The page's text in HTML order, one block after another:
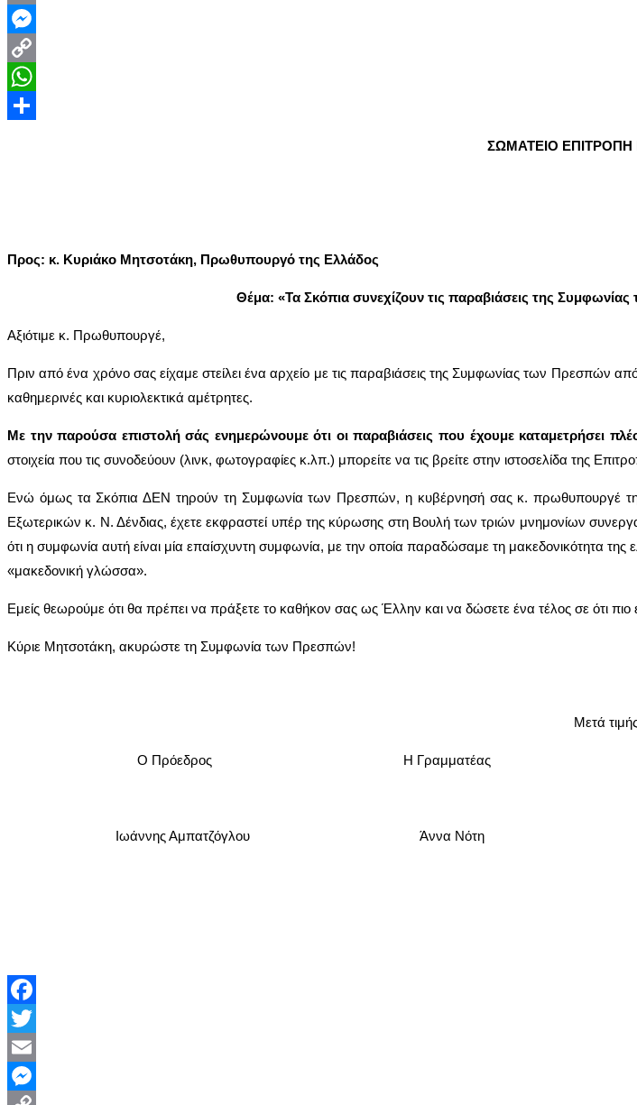
Email
Messenger
Copy
Link
WhatsApp
ΣΩΜΑΤΕΙΟ
Προς: κ. Κυριάκο Μητσοτάκη, Πρωθυπουργό της Ελλάδος
Θέμα: «Τα Σκόπια συνεχίζουν τις παραβιάσεις της
Αξιότιμε κ. Πρωθυπουργέ,
Πριν από ένα χρόνο σας είχαμε στείλει ένα αρχείο με τις παραβιάσεις της Συμφωνίας των Πρεσπών
καθημερινές και κυριολεκτικά αμέτρητες.
Με την παρούσα επιστολή σάς ενημερώνουμε ότι οι παραβιάσεις που έχουμε καταμετρήσει
στοιχεία που τις συνοδεύουν (λινκ, φωτογραφίες κ.λπ.) μπορείτε να τις βρείτε στην ιστοσελίδα της
Ενώ όμως τα Σκόπια ΔΕΝ τηρούν τη Συμφωνία των Πρεσπών, η κυβέρνησή σας κ. πρωθυπουργέ την
Εξωτερικών κ. Ν. Δένδιας, έχετε εκφραστεί υπέρ της κύρωσης στη Βουλή των τριών μνημονίων
ότι η συμφωνία αυτή είναι μία επαίσχυντη συμφωνία, με την οποία παραδώσαμε τη μακεδονικότητα
«μακεδονική γλώσσα».
Εμείς θεωρούμε ότι θα πρέπει να πράξετε το καθήκον σας ως Έλλην και να δώσετε ένα τέλος σε ότι πιο
Κύριε Μητσοτάκη, ακυρώστε τη Συμφωνία των Πρεσπών!
Μετά
Ο Πρόεδρος Η Γραμματέας
Ιωάννης Αμπατζόγλου Άννα Νότη
Facebook
Twitter
Email